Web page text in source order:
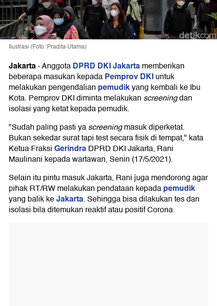
Ilustrasi (Foto: Pradita Utama)
Jakarta-AnggotaDPRD DKI Jakartamemberikan
beberapa masukan kepadaPemprov DKIuntuk
melakukan pengendalian pemudikyang kembali ke Ibu
Kota. Pemprov DKI diminta melakukan screeningdan
isolasi yang ketat kepada pemudik.
"Sudah paling pasti yascreeningmasuk diperketat.
Bukan sekedar surat tapi test secara fisik di tempat," kata
Ketua FraksiGerindraDPRD DKI Jakarta, Rani
Maulinani kepada wartawan, Senin (17/5/2021).
Selain itu pintu masuk Jakarta, Rani juga mendorong agar
pihak RT/RW melakukan pendataan kepadapemudik
yang balik keJakarta. Sehingga bisa dilakukan tes dan
isolasi bila ditemukan reaktif atau positif Corona.